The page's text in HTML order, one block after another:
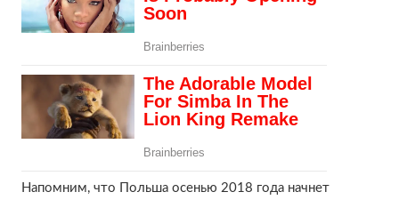
Напомним, что Польша осенью 2018 года начнет